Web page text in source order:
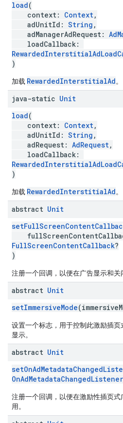
load(
context: Context,
adUnitId: String ,
adManagerAdRequest:
loadCallback:
)
加载 RewardedInterstitialAd。
java-static Unit
load(
context: Context,
adUnitId: String ,
adRequest: AdRequest,
loadCallback:
)
加载 RewardedInterstitialAd。
abstract Unit
FullScreenContentCallback?
)
注册一个回调，以便在广告显示和关
abstract Unit
setImmersiveMode
设置一个标志，用于控制此激励插
显示。
abstract Unit
OnAdMetadataChangedListener
注册一个回调，以便在激励性插页
用。